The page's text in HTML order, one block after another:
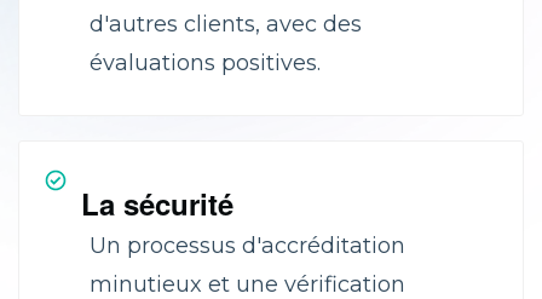
d'autres clients, avec des
évaluations positives.
La sécurité
Un processus d'accréditation
minutieux et une vérification